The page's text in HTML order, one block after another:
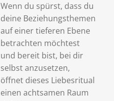
Wenn du spürst, dass du
deine Beziehungsthemen
auf einer tieferen Ebene
betrachten möchtest
und bereit bist, bei dir
selbst anzusetzen,
öffnet dieses Liebesritual
einen achtsamen Raum